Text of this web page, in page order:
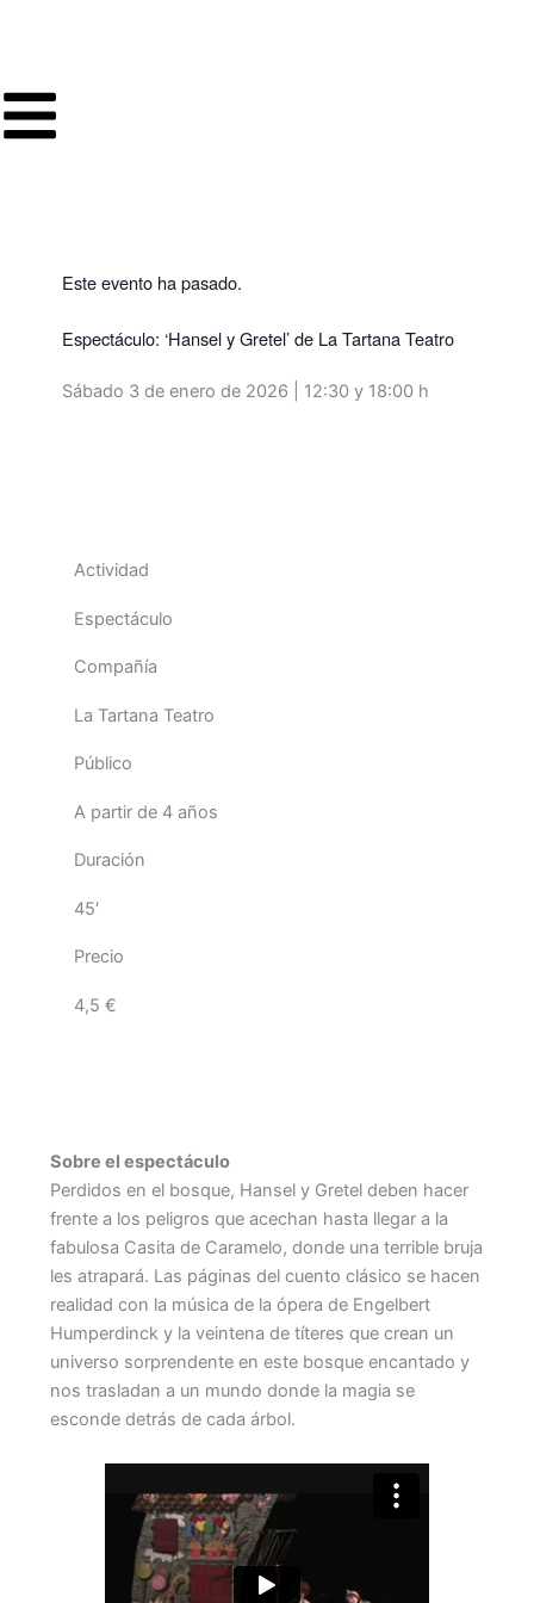
Este evento ha pasado.
Espectáculo: ‘Hansel y Gretel’ de La Tartana Teatro
Sábado 3 de enero de 2026 | 12:30 y 18:00 h
Actividad
Espectáculo
Compañía
La Tartana Teatro
Público
A partir de 4 años
Duración
45′
Precio
4,5 €
Sobre el espectáculo
Perdidos en el bosque, Hansel y Gretel deben hacer
frente a los peligros que acechan hasta llegar a la
fabulosa Casita de Caramelo, donde una terrible bruja
les atrapará. Las páginas del cuento clásico se hacen
realidad con la música de la ópera de Engelbert
Humperdinck y la veintena de títeres que crean un
universo sorprendente en este bosque encantado y
nos trasladan a un mundo donde la magia se
esconde detrás de cada árbol.